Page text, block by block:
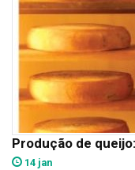
Produção de
14 jan